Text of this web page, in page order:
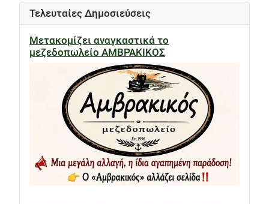
Τελευταίες Δημοσιεύσεις
Μετακομίζει αναγκαστικά το
μεζεδοπωλείο ΑΜΒΡΑΚΙΚΟΣ